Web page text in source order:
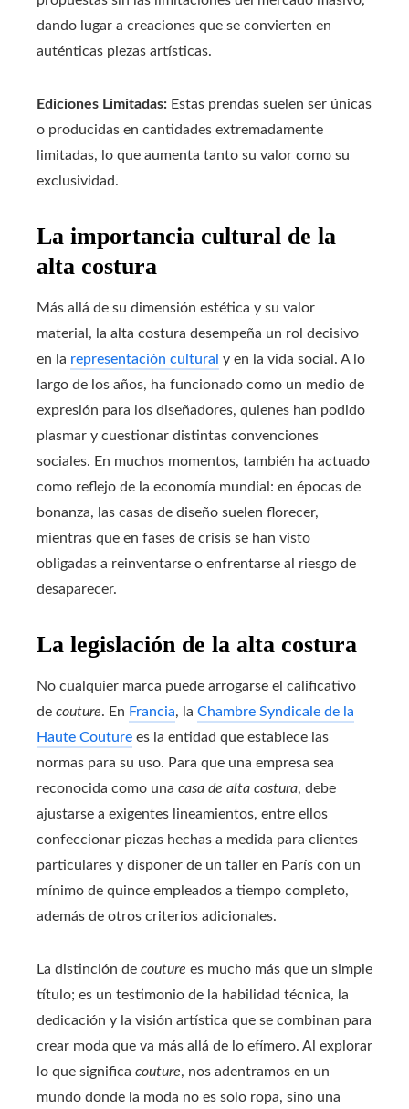
dando lugar a creaciones que se convierten en
auténticas piezas artísticas.
Ediciones Limitadas: Estas prendas suelen ser únicas
o producidas en cantidades extremadamente
limitadas, lo que aumenta tanto su valor como su
exclusividad.
La importancia cultural de la
alta costura
Más allá de su dimensión estética y su valor
material, la alta costura desempeña un rol decisivo
en la representación cultural y en la vida social. A lo
largo de los años, ha funcionado como un medio de
expresión para los diseñadores, quienes han podido
plasmar y cuestionar distintas convenciones
sociales. En muchos momentos, también ha actuado
como reflejo de la economía mundial: en épocas de
bonanza, las casas de diseño suelen florecer,
mientras que en fases de crisis se han visto
obligadas a reinventarse o enfrentarse al riesgo de
desaparecer.
La legislación de la alta costura
No cualquier marca puede arrogarse el calificativo
de couture. En Francia, la Chambre Syndicale de la
Haute Couture es la entidad que establece las
normas para su uso. Para que una empresa sea
reconocida como una casa de alta costura, debe
ajustarse a exigentes lineamientos, entre ellos
confeccionar piezas hechas a medida para clientes
particulares y disponer de un taller en París con un
mínimo de quince empleados a tiempo completo,
además de otros criterios adicionales.
La distinción de couture es mucho más que un simple
título; es un testimonio de la habilidad técnica, la
dedicación y la visión artística que se combinan para
crear moda que va más allá de lo efímero. Al explorar
lo que significa couture, nos adentramos en un
mundo donde la moda no es solo ropa, sino una